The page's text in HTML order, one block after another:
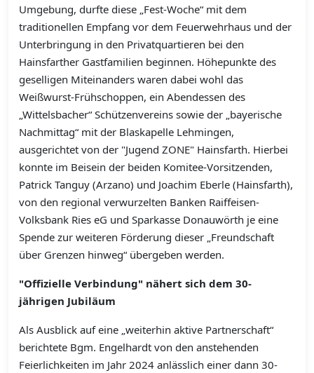
Umgebung, durfte diese „Fest-Woche“ mit dem
traditionellen Empfang vor dem Feuerwehrhaus und der
Unterbringung in den Privatquartieren bei den
Hainsfarther Gastfamilien beginnen. Höhepunkte des
geselligen Miteinanders waren dabei wohl das
Weißwurst-Frühschoppen, ein Abendessen des
„Wittelsbacher“ Schützenvereins sowie der „bayerische
Nachmittag“ mit der Blaskapelle Lehmingen,
ausgerichtet von der "Jugend ZONE" Hainsfarth. Hierbei
konnte im Beisein der beiden Komitee-Vorsitzenden,
Patrick Tanguy (Arzano) und Joachim Eberle (Hainsfarth),
von den regional verwurzelten Banken Raiffeisen-
Volksbank Ries eG und Sparkasse Donauwörth je eine
Spende zur weiteren Förderung dieser „Freundschaft
über Grenzen hinweg“ übergeben werden.
"Offizielle Verbindung" nähert sich dem 30-
jährigen Jubiläum
Als Ausblick auf eine „weiterhin aktive Partnerschaft“
berichtete Bgm. Engelhardt von den anstehenden
Feierlichkeiten im Jahr 2024 anlässlich einer dann 30-